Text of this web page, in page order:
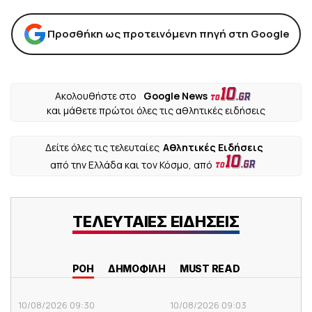
Προσθήκη ως προτεινόμενη πηγή στη Google
Ακολουθήστε στο
Google News
και μάθετε πρώτοι όλες τις αθλητικές ειδήσεις
Δείτε όλες τις τελευταίες Αθλητικές Ειδήσεις
από την Ελλάδα και τον Κόσμο, από
ΤΕΛΕΥΤΑΙΕΣ ΕΙΔΗΣΕΙΣ
ΡΟΗ ΔΗΜΟΦΙΛΗ MUST READ
10/08/2026 09:30 10/08/2026 09:03